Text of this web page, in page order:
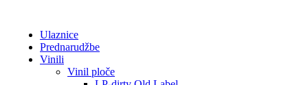
Ulaznice
Prednarudžbe
Vinili
Vinil ploče